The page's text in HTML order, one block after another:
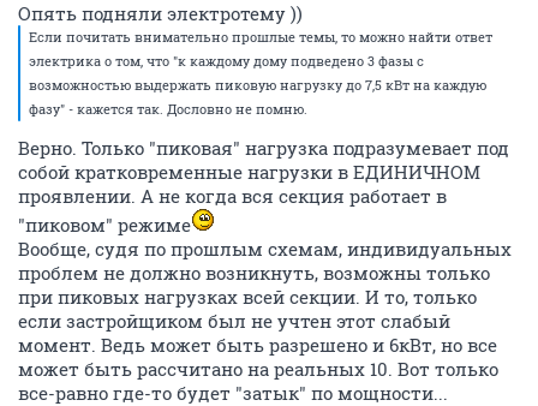
Опять подняли электротему ))
Если почитать внимательно прошлые темы, то можно найти ответ
электрика о том, что "к каждому дому подведено 3 фазы с
возможностью выдержать пиковую нагрузку до 7,5 кВт на каждую
фазу" - кажется так. Дословно не помню.
Верно. Только "пиковая" нагрузка подразумевает под
собой кратковременные нагрузки в ЕДИНИЧНОМ
проявлении. А не когда вся секция работает в
"пиковом" режиме
Вообще, судя по прошлым схемам, индивидуальных
проблем не должно возникнуть, возможны только
при пиковых нагрузках всей секции. И то, только
если застройщиком был не учтен этот слабый
момент. Ведь может быть разрешено и 6кВт, но все
может быть рассчитано на реальных 10. Вот только
все-равно где-то будет "затык" по мощности...